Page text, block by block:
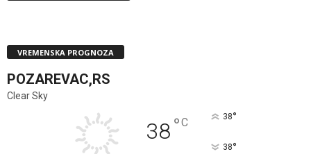
VREMENSKA PROGNOZA
POZAREVAC,RS
Clear Sky
38°C 38°
38°